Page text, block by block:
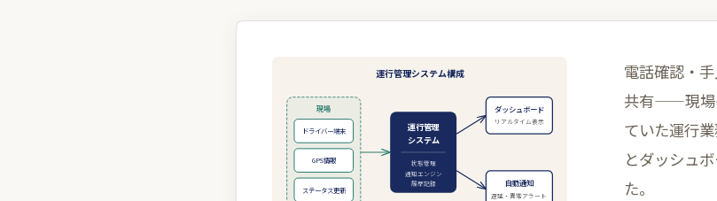
運行管理システム構成
現場
ドライバー端末
GPS情報
ステータス更新
運行管理
システム
状態管理
通知エンジン
履歴記録
ダッシュボード
リアルタイム表示
自動通知
遅延・異常アラート
電話確認・
共有——現場
ていた運行
とダッシュ
た。